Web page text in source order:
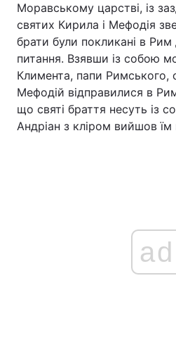
Моравському царстві, із
святих Кирила і Мефодія
брати були покликані в
питання. Взявши із собою
Климента, папи Римського,
Мефодій відправилися в
що святі браття несуть із
Андріан з кліром вийшов їм
ad